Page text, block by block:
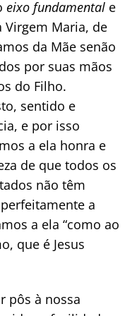
eixo fundamental e
Virgem Maria, de
da Mãe senão
por suas mãos
do Filho.
sentido e
e por isso
a ela honra e
de que todos os
não têm
a
a ela “como ao
que é Jesus
pôs à nossa